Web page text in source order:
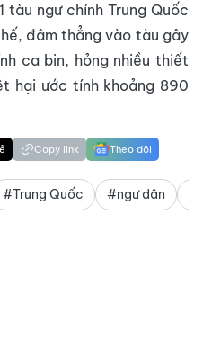
tàu ngư chính Trung Quốc
đâm thẳng vào tàu gây
ca bin, hỏng nhiều thiết
hại ước tính khoảng 890
Copy link Theo dõi
#Trung Quốc #ngư dân